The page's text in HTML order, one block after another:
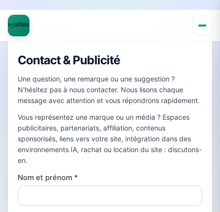
Contact & Publicité
Une question, une remarque ou une suggestion ?
N'hésitez pas à nous contacter. Nous lisons chaque
message avec attention et vous répondrons rapidement.
Vous représentez une marque ou un média ? Espaces
publicitaires, partenariats, affiliation, contenus
sponsorisés, liens vers votre site, intégration dans des
environnements IA, rachat ou location du site : discutons-
en.
Nom et prénom *